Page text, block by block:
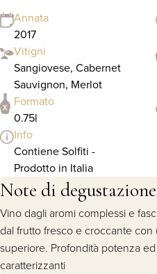
Annata
2017
Vitigni
Sangiovese, Cabernet
Sauvignon, Merlot
Formato
0.75l
Info
Contiene Solfiti -
Prodotto in Italia
Note di degustazione
Vino dagli aromi complessi e
dal frutto fresco e croccante
superiore. Profondità potenza
caratterizzanti